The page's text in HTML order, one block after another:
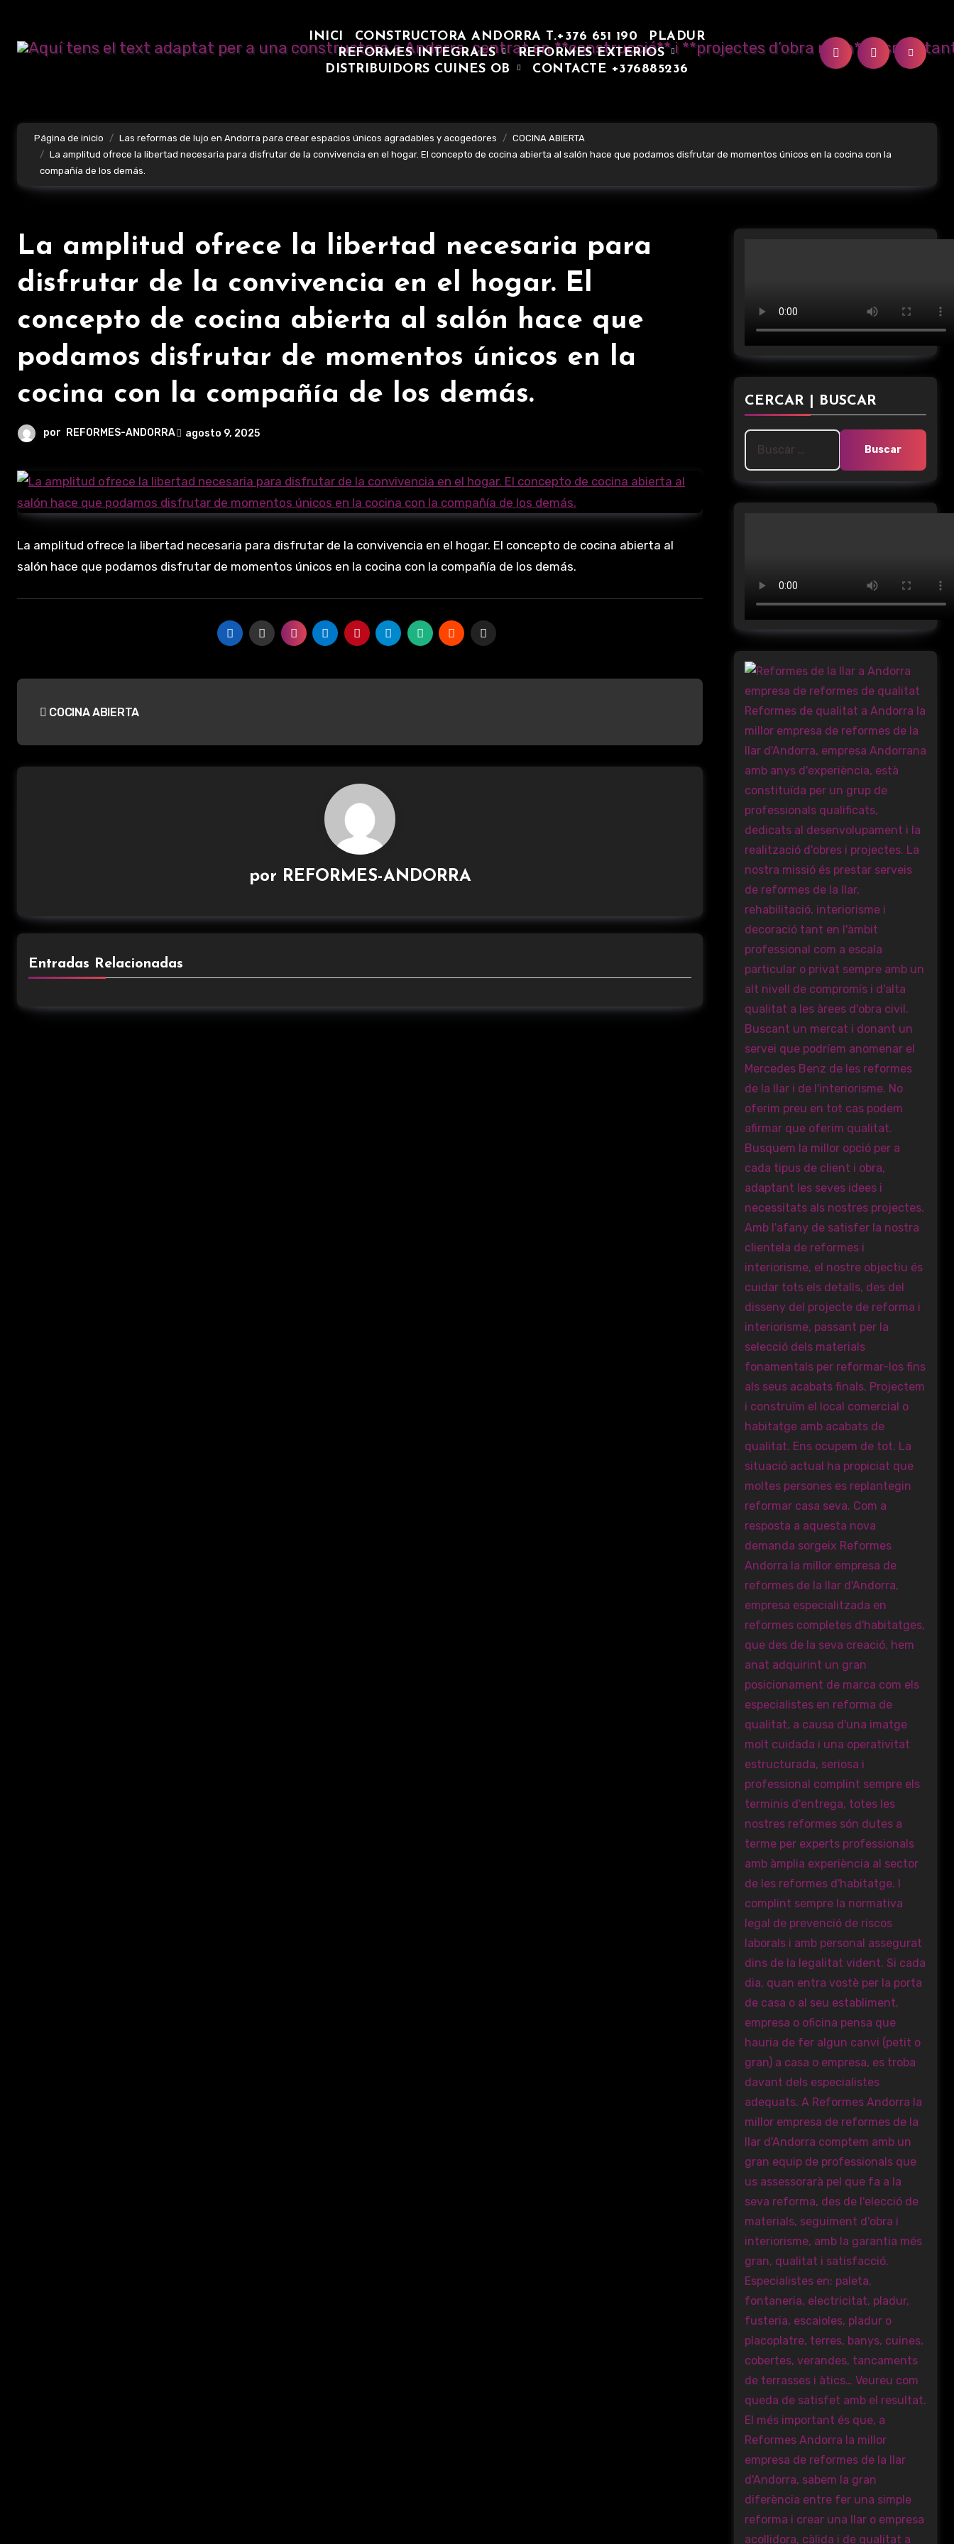
contenido
INICI CONSTRUCTORA ANDORRA T.+376 651 190
PLADUR
REFORMES INTEGRALS
REFORMES EXTERIOS
DISTRIBUIDORS CUINES OB
CONTACTE +376885236
Página de inicio Las reformas de lujo en Andorra para crear espacios únicos agradables y acogedores
COCINA ABIERTA
La amplitud ofrece la libertad necesaria para disfrutar de la convivencia en el hogar. El concepto de cocina abierta al salón hace que podamos disfrutar de momentos únicos en la cocina con la
compañía de los demás.
La amplitud ofrece la libertad necesaria para
disfrutar de la convivencia en el hogar. El
concepto de cocina abierta al salón hace que
podamos disfrutar de momentos únicos en la
cocina con la compañía de los demás.
por REFORMES-ANDORRA agosto 9, 2025
La amplitud ofrece la libertad necesaria para disfrutar de la convivencia en el hogar. El concepto de cocina abierta al
salón hace que podamos disfrutar de momentos únicos en la cocina con la compañía de los demás.
de
entradas
COCINA ABIERTA
por REFORMES-ANDORRA
Entradas Relacionadas
CERCAR | BUSCAR
Buscar: